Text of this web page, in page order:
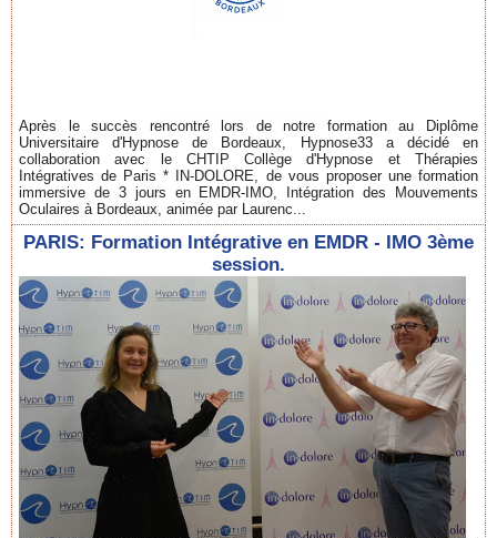
Après le succès rencontré lors de notre formation au Diplôme
Universitaire d'Hypnose de Bordeaux, Hypnose33 a décidé en
collaboration avec le CHTIP Collège d'Hypnose et Thérapies
Intégratives de Paris * IN-DOLORE, de vous proposer une formation
immersive de 3 jours en EMDR-IMO, Intégration des Mouvements
Oculaires à Bordeaux, animée par Laurenc...
PARIS: Formation Intégrative en EMDR - IMO 3ème
session.